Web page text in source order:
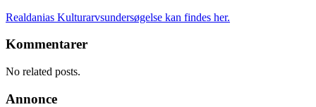
Realdanias Kulturarvsundersøgelse kan findes her.
Kommentarer
No related posts.
Annonce